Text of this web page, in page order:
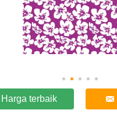
Harga terbaik